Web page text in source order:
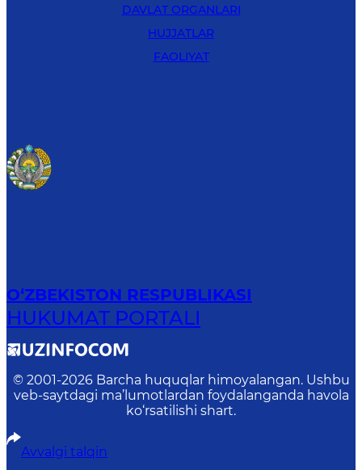
DAVLAT ORGANLARI
HUJJATLAR
FAOLIYAT
O‘ZBEKISTON RESPUBLIKASI
HUKUMAT PORTALI
© 2001-2026 Barcha huquqlar himoyalangan. Ushbu
veb-saytdagi ma’lumotlardan foydalanganda havola
ko‘rsatilishi shart.
Avvalgi talqin